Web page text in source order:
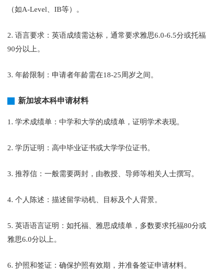
（如A-Level、IB等）。
2. 语言要求：英语成绩需达标，通常要求雅思6.0-6.5分或托福
90分以上。
3. 年龄限制：申请者年龄需在18-25周岁之间。
新加坡本科申请材料
1. 学术成绩单：中学和大学的成绩单，证明学术表现。
2. 学历证明：高中毕业证书或大学学位证书。
3. 推荐信：一般需要两封，由教授、导师等相关人士撰写。
4. 个人陈述：描述留学动机、目标及个人背景。
5. 英语语言证明：如托福、雅思成绩单，多数要求托福80分或
雅思6.0分以上。
6. 护照和签证：确保护照有效期，并准备签证申请材料。